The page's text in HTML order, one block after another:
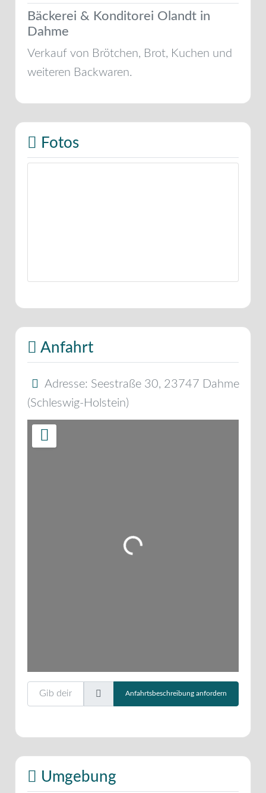
Bäckerei & Konditorei Olandt in
Dahme
Verkauf von Brötchen, Brot, Kuchen und
weiteren Backwaren.
Fotos
Anfahrt
Adresse: Seestraße 30, 23747 Dahme
(Schleswig-Holstein)
Wird geladen …
Gib deinen Standort ein.
Anfahrtsbeschreibung anfordern
Umgebung